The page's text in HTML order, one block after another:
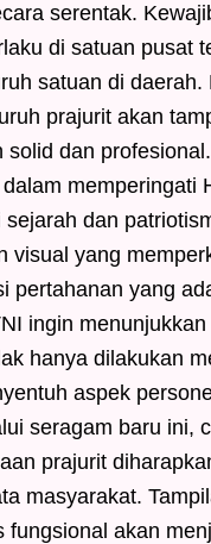
serentak.
di satuan pusat
satuan di daerah.
prajurit akan
solid dan
memperingati
dan
visual yang
pertahanan yang
ingin
hanya dilakukan
aspek
seragam baru ini,
prajurit
masyarakat.
fungsional akan